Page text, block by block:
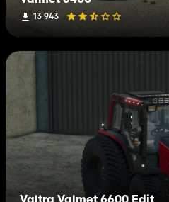
13 943